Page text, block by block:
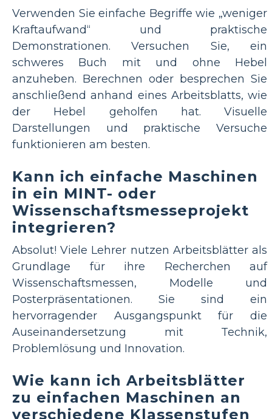
Verwenden Sie einfache Begriffe wie „weniger
Kraftaufwand“ und praktische
Demonstrationen. Versuchen Sie, ein
schweres Buch mit und ohne Hebel
anzuheben. Berechnen oder besprechen Sie
anschließend anhand eines Arbeitsblatts, wie
der Hebel geholfen hat. Visuelle
Darstellungen und praktische Versuche
funktionieren am besten.
Kann ich einfache Maschinen
in ein MINT- oder
Wissenschaftsmesseprojekt
integrieren?
Absolut! Viele Lehrer nutzen Arbeitsblätter als
Grundlage für ihre Recherchen auf
Wissenschaftsmessen, Modelle und
Posterpräsentationen. Sie sind ein
hervorragender Ausgangspunkt für die
Auseinandersetzung mit Technik,
Problemlösung und Innovation.
Wie kann ich Arbeitsblätter
zu einfachen Maschinen an
verschiedene Klassenstufen